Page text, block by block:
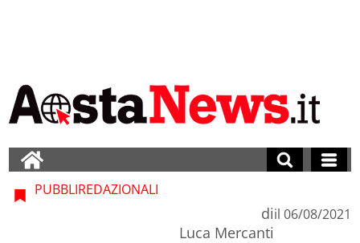
PUBBLIREDAZIONALI
di
Luca Mercanti
il 06/08/2021